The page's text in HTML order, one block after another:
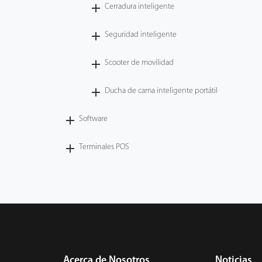
Cerradura inteligente
Seguridad inteligente
Scooter de movilidad
Ducha de cama inteligente portátil
Software
Terminales POS